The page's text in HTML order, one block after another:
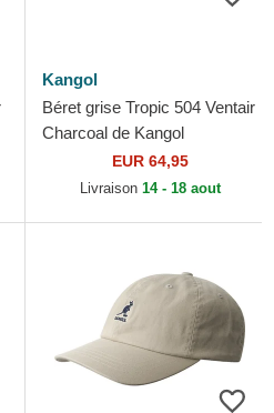
Kangol
Béret grise Tropic 504 Ventair
Charcoal de Kangol
EUR 64,95
Livraison 14 - 18 aout